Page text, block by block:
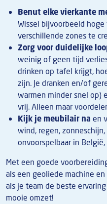
Benut elke vierkante
Wissel bijvoorbeeld
verschillende zones te
Zorg voor duidelijke
weinig of geen tijd
drinken op tafel krijgt,
zijn. Je dranken en/of
warmen minder snel op)
vrij. Alleen maar
Kijk je meubilair na en
wind, regen,
onvoorspelbaar in
Met een goede
als een geoliede machine
als je team de beste
mooie omzet!